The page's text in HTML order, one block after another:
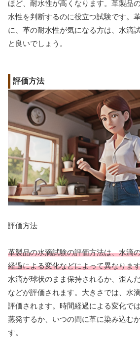
ほど、耐水性が高くなります。革製品
水性を判断するのに役立つ試験です。
に、革の耐水性が気になる方は、水滴
と良いでしょう。
評価方法
評価方法
革製品の水滴試験の評価方法は、水滴
経過による変化などによって異なりま
水滴が球状のまま保持されるか、歪ん
などが評価されます。大きさでは、水
評価されます。時間経過による変化で
蒸発するか、いつの間に革に染み込む
す。